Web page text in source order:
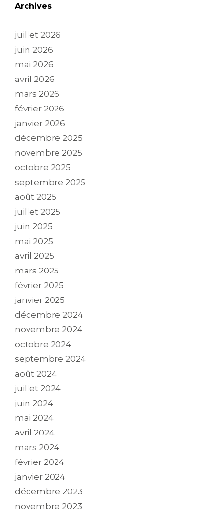
Archives
juillet 2026
juin 2026
mai 2026
avril 2026
mars 2026
février 2026
janvier 2026
décembre 2025
novembre 2025
octobre 2025
septembre 2025
août 2025
juillet 2025
juin 2025
mai 2025
avril 2025
mars 2025
février 2025
janvier 2025
décembre 2024
novembre 2024
octobre 2024
septembre 2024
août 2024
juillet 2024
juin 2024
mai 2024
avril 2024
mars 2024
février 2024
janvier 2024
décembre 2023
novembre 2023